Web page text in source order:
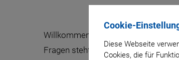
Cookie-
Diese Webseite
Cookies, die für
Willkommen im Pressebereich:
Fragen steht Ihnen Melina Ramakic